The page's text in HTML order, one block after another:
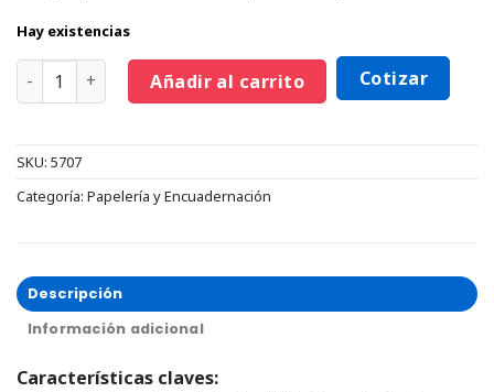
Hay existencias
Añadir al carrito Cotizar
SKU: 5707
Categoría: Papelería y Encuadernación
Descripción
Información adicional
Características claves: